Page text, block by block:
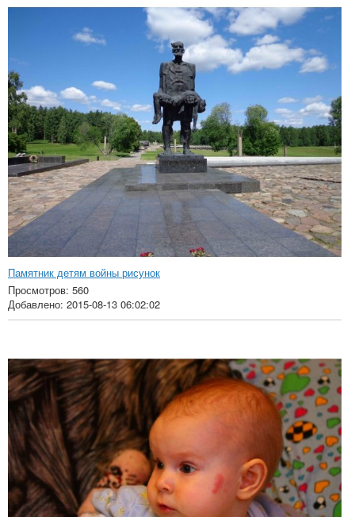
Памятник детям войны рисунок
Просмотров: 560
Добавлено: 2015-08-13 06:02:02